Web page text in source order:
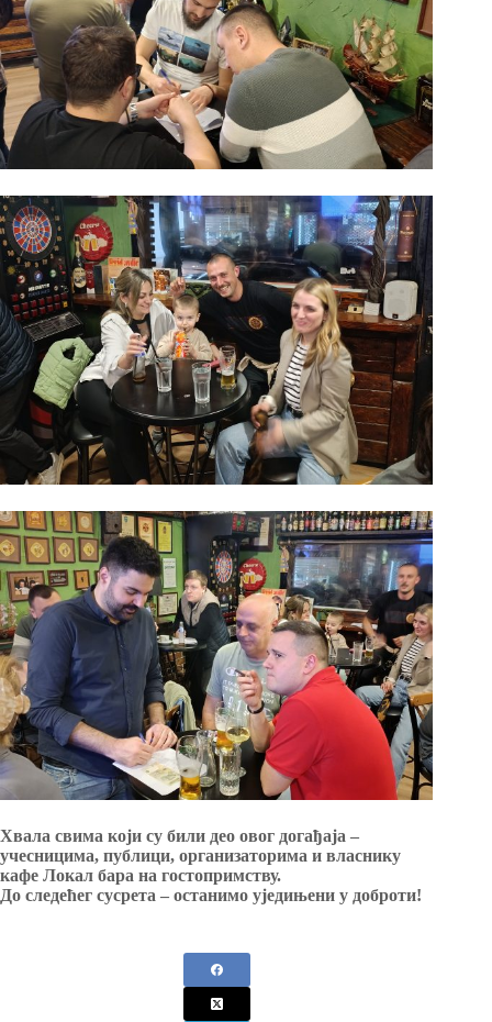
Хвала свима који су били део овог догађаја –
учесницима, публици, организаторима и власнику
кафе Локал бара на гостопримству.
До следећег сусрета – останимо уједињени у доброти!